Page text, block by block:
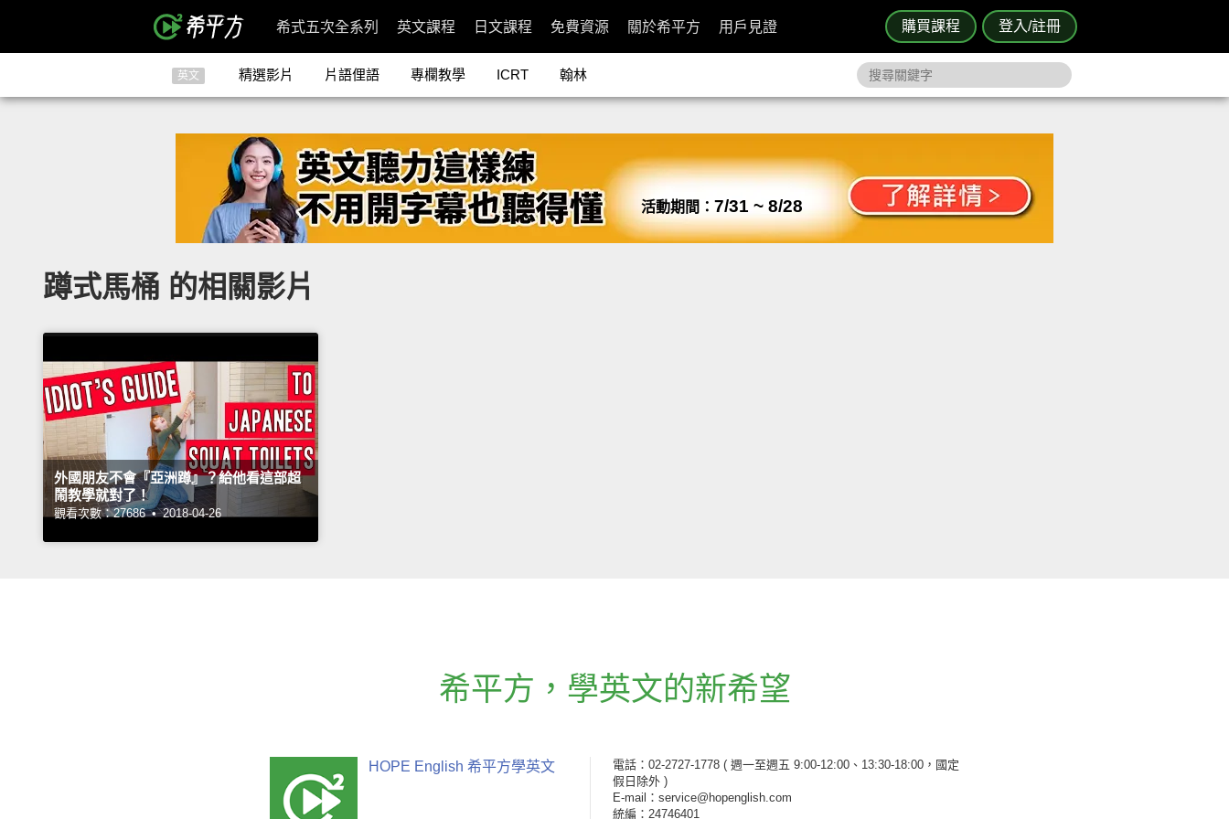
購買課程 登入/註冊
希式五次全系列 英文課程 日文課程 免費資源 關於希平方 用戶見證
英文 精選影片 片語俚語 專欄教學 ICRT 翰林
活動期間： 7/31 ~ 8/28
蹲式馬桶 的相關影片
外國朋友不會『亞洲蹲』？給他看這部超
鬧教學就對了！
觀看次數：27686 • 2018-04-26
希平方 ， 學英文的新希望
HOPE English 希平方學英文 電話：02-2727-1778 ( 週一至週五 9:00-12:00、13:30-18:00，國定
假日除外 )
E-mail：service@hopenglish.com
統編：24746401